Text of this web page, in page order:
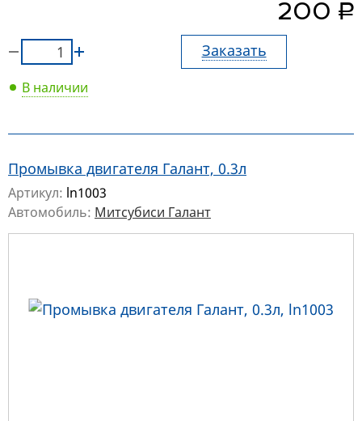
200 руб.
Заказать
В наличии
Промывка двигателя Галант, 0.3л
Артикул: ln1003
Автомобиль: Митсубиси Галант